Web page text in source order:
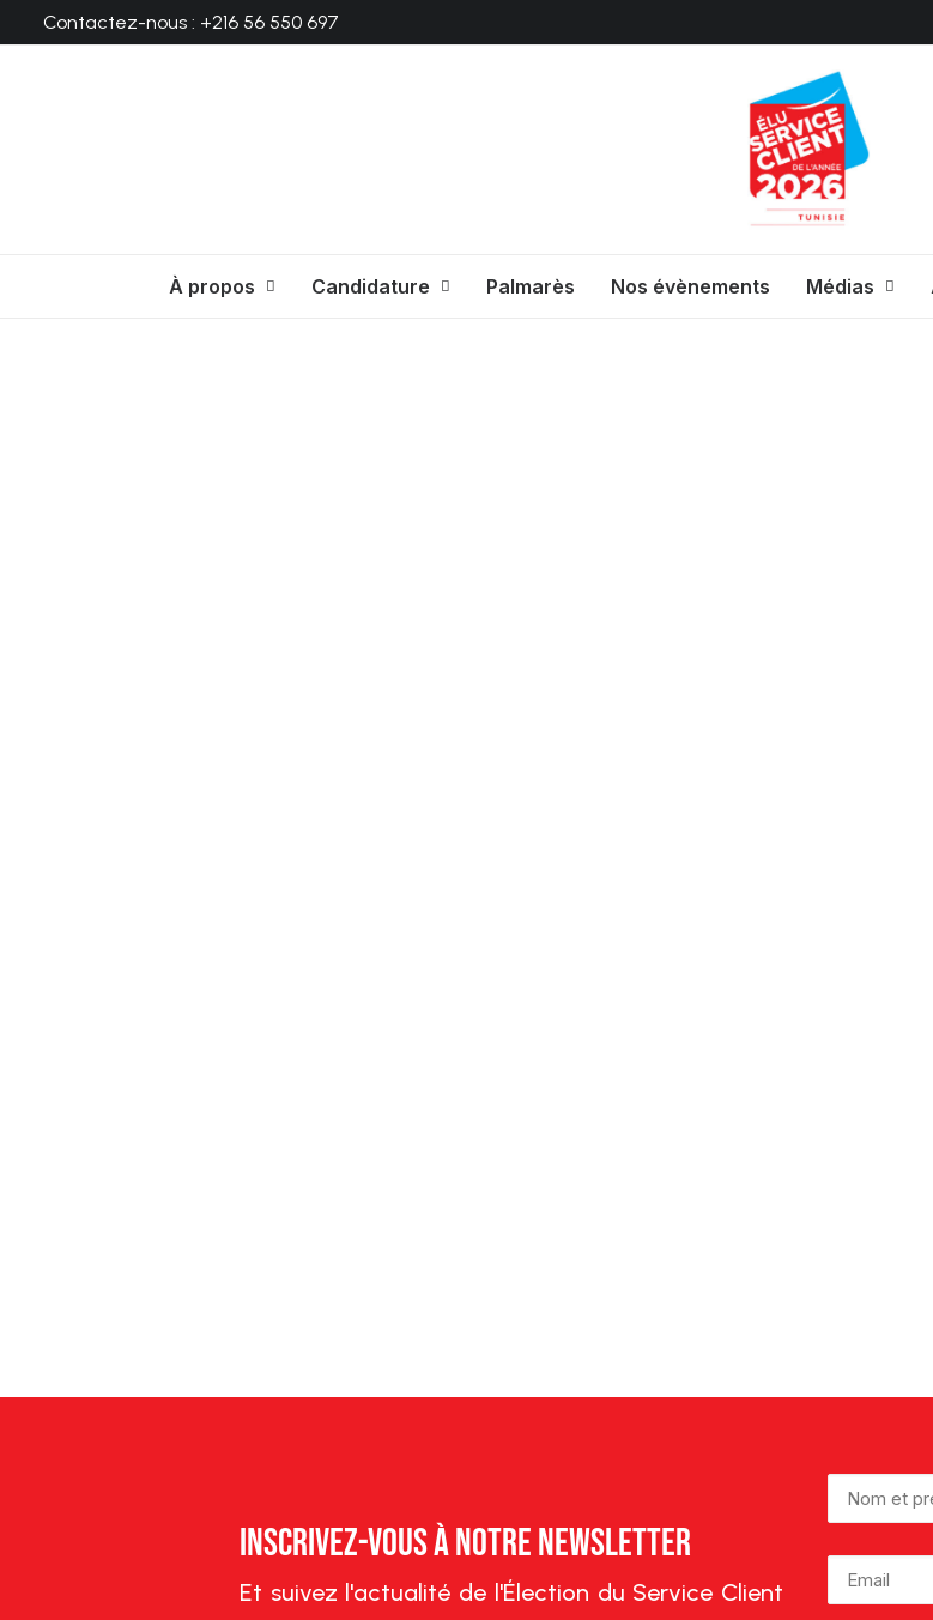
Contactez-nous : +216 56 550 697
À propos Candidature Palmarès Nos évènements Médias
Inscrivez-vous à notre Newsletter
Et suivez l'actualité de l'Élection du Service Client